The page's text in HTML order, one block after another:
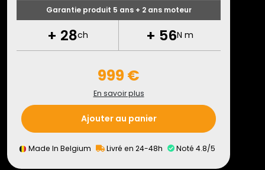
Garantie produit 5 ans + 2 ans moteur
+ 28ch + 56N m
999 €
En savoir plus
Ajouter au panier
Made In Belgium Livré en 24-48h Noté 4.8/5